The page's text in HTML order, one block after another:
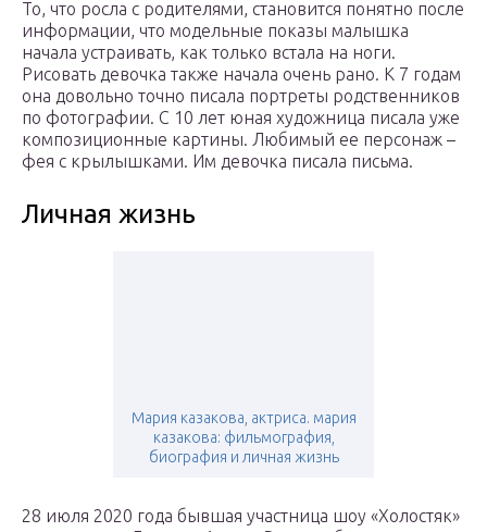
То, что росла с родителями, становится понятно после
информации, что модельные показы малышка
начала устраивать, как только встала на ноги.
Рисовать девочка также начала очень рано. К 7 годам
она довольно точно писала портреты родственников
по фотографии. С 10 лет юная художница писала уже
композиционные картины. Любимый ее персонаж –
фея с крылышками. Им девочка писала письма.
Личная жизнь
Мария казакова, актриса. мария
казакова: фильмография,
биография и личная жизнь
28 июля 2020 года бывшая участница шоу «Холостяк»